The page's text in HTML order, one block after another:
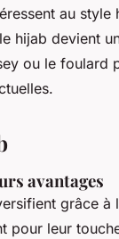
au
hijab devient
ou le foulard
avantages
grâce à
pour leur